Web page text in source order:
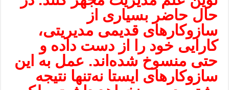
حال حاضر بسیاری از
سازوکارهای قدیمی مدیریتی،
کارایی خود را از دست داده و
حتی منسوخ شده‌اند. عمل به این
سازوکارهای ایستا نه‌تنها نتیجه